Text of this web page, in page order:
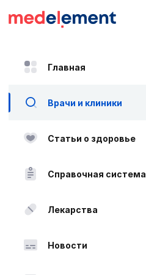
Главная
Врачи и клиники
Статьи о здоровье
Справочная система
Лекарства
Новости